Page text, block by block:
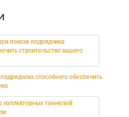
способного обеспечить